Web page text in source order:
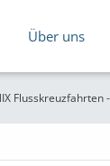
Über uns